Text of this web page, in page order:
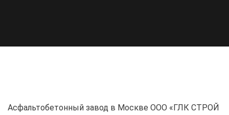
Асфальтобетонный завод в Москве ООО «ГЛК СТРОЙ